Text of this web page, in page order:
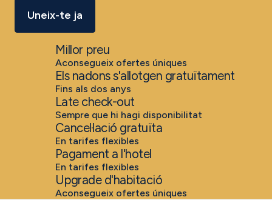
Uneix-te ja
Millor preu
Aconsegueix ofertes úniques
Els nadons s'allotgen gratuïtament
Fins als dos anys
Late check-out
Sempre que hi hagi disponibilitat
Cancel·lació gratuïta
En tarifes flexibles
Pagament a l'hotel
En tarifes flexibles
Upgrade d'habitació
Aconsegueix ofertes úniques